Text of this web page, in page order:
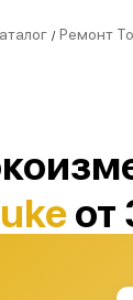
/ Ремонт
от